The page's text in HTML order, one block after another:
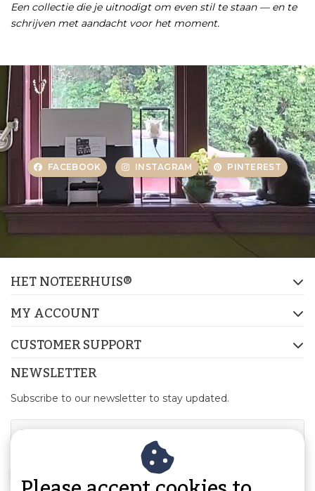
Een collectie die je uitnodigt om even stil te staan — en te
schrijven met aandacht voor het moment.
FACEBOOK INSTAGRAM PINTEREST
HET NOTEERHUIS®
MY ACCOUNT
CUSTOMER SUPPORT
NEWSLETTER
Subscribe to our newsletter to stay updated.